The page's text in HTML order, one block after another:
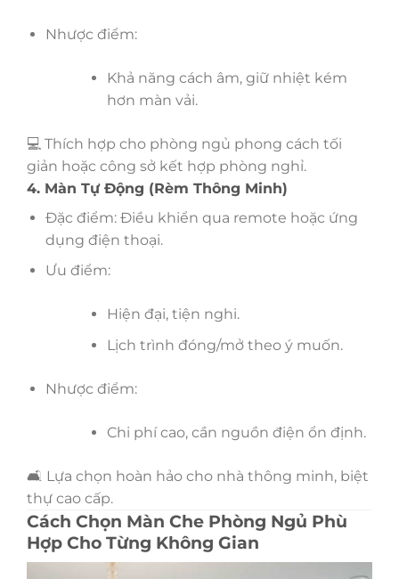
Nhược điểm:
Khả năng cách âm, giữ nhiệt kém
hơn màn vải.
💻 Thích hợp cho phòng ngủ phong cách tối
giản hoặc công sở kết hợp phòng nghỉ.
4. Màn Tự Động (Rèm Thông Minh)
Đặc điểm: Điều khiển qua remote hoặc ứng
dụng điện thoại.
Ưu điểm:
Hiện đại, tiện nghi.
Lịch trình đóng/mở theo ý muốn.
Nhược điểm:
Chi phí cao, cần nguồn điện ổn định.
🛋 Lựa chọn hoàn hảo cho nhà thông minh, biệt
thự cao cấp.
Cách Chọn Màn Che Phòng Ngủ Phù
Hợp Cho Từng Không Gian